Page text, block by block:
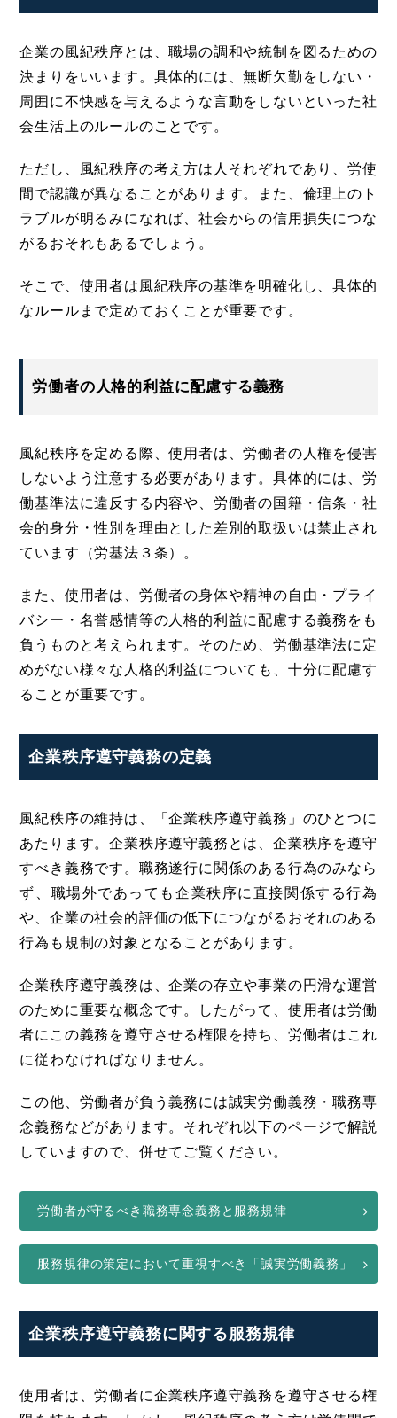
企業の風紀秩序とは、職場の調和や統制を図るための
決まりをいいます。具体的には、無断欠勤をしない・
周囲に不快感を与えるような言動をしないといった社
会生活上のルールのことです。
ただし、風紀秩序の考え方は人それぞれであり、労使
間で認識が異なることがあります。また、倫理上のト
ラブルが明るみになれば、社会からの信用損失につな
がるおそれもあるでしょう。
そこで、使用者は風紀秩序の基準を明確化し、具体的
なルールまで定めておくことが重要です。
労働者の人格的利益に配慮する義務
風紀秩序を定める際、使用者は、労働者の人権を侵害
しないよう注意する必要があります。具体的には、労
働基準法に違反する内容や、労働者の国籍・信条・社
会的身分・性別を理由とした差別的取扱いは禁止され
ています（労基法３条）。
また、使用者は、労働者の身体や精神の自由・プライ
バシー・名誉感情等の人格的利益に配慮する義務をも
負うものと考えられます。そのため、労働基準法に定
めがない様々な人格的利益についても、十分に配慮す
ることが重要です。
企業秩序遵守義務の定義
風紀秩序の維持は、「企業秩序遵守義務」のひとつに
あたります。企業秩序遵守義務とは、企業秩序を遵守
すべき義務です。職務遂行に関係のある行為のみなら
ず、職場外であっても企業秩序に直接関係する行為
や、企業の社会的評価の低下につながるおそれのある
行為も規制の対象となることがあります。
企業秩序遵守義務は、企業の存立や事業の円滑な運営
のために重要な概念です。したがって、使用者は労働
者にこの義務を遵守させる権限を持ち、労働者はこれ
に従わなければなりません。
この他、労働者が負う義務には誠実労働義務・職務専
念義務などがあります。それぞれ以下のページで解説
していますので、併せてご覧ください。
労働者が守るべき職務専念義務と服務規律
服務規律の策定において重視すべき「誠実労働義務」
企業秩序遵守義務に関する服務規律
使用者は、労働者に企業秩序遵守義務を遵守させる権